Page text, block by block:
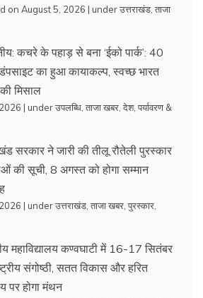
on August 5, 2026 | underउत्तराखंड ताजा
कचरे के पहाड़ से बना ‘ईको पार्क’: 40
का हुआ कायाकल्प, स्वच्छ भारत
मिसाल
| underउपलब्धि ताजा खबर देश, पर्यावरण &
सरकार ने जारी की तीलू रौतेली पुरस्कार
की सूची, 8 अगस्त को होगा सम्मान
| underउत्तराखंड ताजा खबर पुरस्कार
महाविद्यालय कण्वघाटी में 16-17 सितंबर
संगोष्ठी, सतत विकास और हरित
पर होगा मंथन